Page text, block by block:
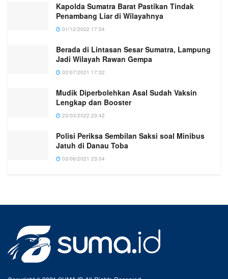
Kapolda Sumatra Barat Pastikan Tindak
Penambang Liar di Wilayahnya
01/12/2022 17:34
Berada di Lintasan Sesar Sumatra, Lampung
Jadi Wilayah Rawan Gempa
02/07/2021 17:32
Mudik Diperbolehkan Asal Sudah Vaksin
Lengkap dan Booster
23/03/2022 23:42
Polisi Periksa Sembilan Saksi soal Minibus
Jatuh di Danau Toba
03/06/2021 23:04